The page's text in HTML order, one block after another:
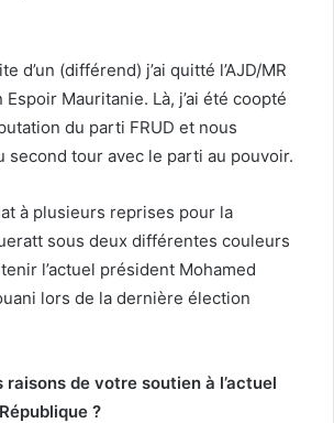
d’un (différend) j’ai quitté l’AJD/MR
Mauritanie. Là, j’ai été coopté
du parti FRUD et nous
second tour avec le parti au pouvoir.
à plusieurs reprises pour la
sous deux différentes couleurs
l’actuel président Mohamed
lors de la dernière élection
raisons de votre soutien à l’actuel
?